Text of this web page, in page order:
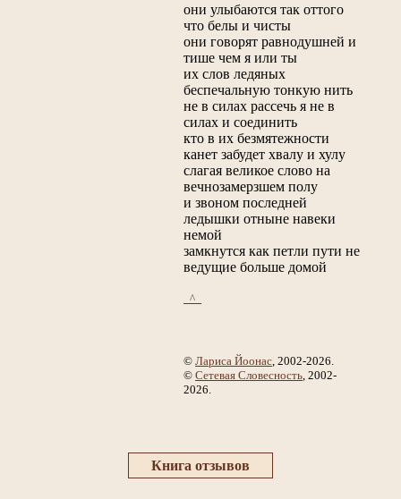
они улыбаются так оттого
что белы и чисты
они говорят равнодушней и
тише чем я или ты
их слов ледяных
беспечальную тонкую нить
не в силах рассечь я не в
силах и соединить
кто в их безмятежности
канет забудет хвалу и хулу
слагая великое слово на
вечнозамерзшем полу
и звоном последней
ледышки отныне навеки
немой
замкнутся как петли пути не
ведущие больше домой
_^_
© Лариса Йоонас , 2002-2026.
© Сетевая Словесность , 2002-
2026.
Книга отзывов